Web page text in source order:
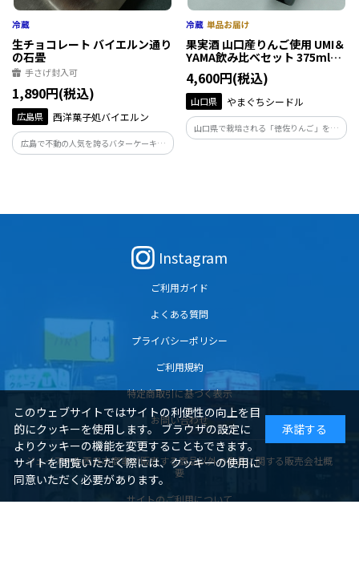
生チョコレート バイエルン通り
の石畳
手さげ封入可
1,890円(税込)
広島県 西洋菓子処バイエルン
広島で不動の人気を誇るバターケーキを
手掛ける洋菓子店が作った、口の中です
果実酒 山口産りんご使用 UMI＆
YAMA飲み比べセット 375ml２
4,600円(税込)
山口県 やまぐちシードル
山口県で栽培される「徳佐りんご」を使
用したスパークリングワイン。徳佐りんご
Instagram
ご利用ガイド
よくある質問
プライバシーポリシー
ご利用規約
特定商取引に基づく表示
お問い合わせ
ジェイアール西日本商事が販売する商品以外の商品に関する販売会社概
要
サイトのご利用について
このウェブサイトではサイトの利便性の向上を目
的にクッキーを使用します。 ブラウザの設定に
よりクッキーの機能を変更することもできます。
サイトを閲覧いただく際には、クッキーの使用に
同意いただく必要があります。
承諾する